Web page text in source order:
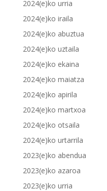
2024(e)ko urria
2024(e)ko iraila
2024(e)ko abuztua
2024(e)ko uztaila
2024(e)ko ekaina
2024(e)ko maiatza
2024(e)ko apirila
2024(e)ko martxoa
2024(e)ko otsaila
2024(e)ko urtarrila
2023(e)ko abendua
2023(e)ko azaroa
2023(e)ko urria